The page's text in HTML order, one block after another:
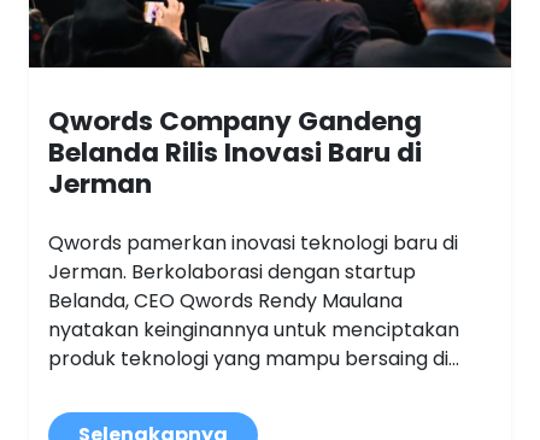
Qwords Company Gandeng
Belanda Rilis Inovasi Baru di
Jerman
Qwords pamerkan inovasi teknologi baru di
Jerman. Berkolaborasi dengan startup
Belanda, CEO Qwords Rendy Maulana
nyatakan keinginannya untuk menciptakan
produk teknologi yang mampu bersaing di...